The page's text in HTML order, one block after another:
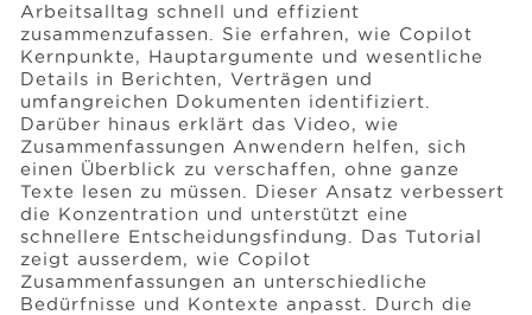
Arbeitsalltag schnell und effizient
zusammenzufassen. Sie erfahren, wie Copilot
Kernpunkte, Hauptargumente und wesentliche
Details in Berichten, Verträgen und
umfangreichen Dokumenten identifiziert.
Darüber hinaus erklärt das Video, wie
Zusammenfassungen Anwendern helfen, sich
einen Überblick zu verschaffen, ohne ganze
Texte lesen zu müssen. Dieser Ansatz verbessert
die Konzentration und unterstützt eine
schnellere Entscheidungsfindung. Das Tutorial
zeigt ausserdem, wie Copilot
Zusammenfassungen an unterschiedliche
Bedürfnisse und Kontexte anpasst. Durch die
Kunden
Events
Ressourcen
Karriere